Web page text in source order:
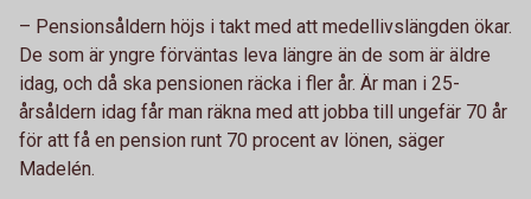
– Pensionsåldern höjs i takt med att medellivslängden ökar.
De som är yngre förväntas leva längre än de som är äldre
idag, och då ska pensionen räcka i fler år. Är man i 25-
årsåldern idag får man räkna med att jobba till ungefär 70 år
för att få en pension runt 70 procent av lönen, säger
Madelén.